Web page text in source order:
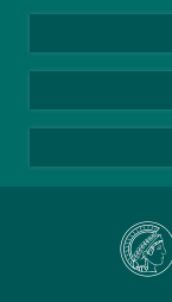
LinkedIn